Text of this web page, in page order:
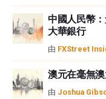
FXStreet和作者不提供個性
性不作任何陳述。FXStreet
或損害由此資訊及其顯示或
FXStreet並非註冊投資顧問
中國人民幣
大華銀行
由 FXStreet
澳元在毫無
由 Joshua